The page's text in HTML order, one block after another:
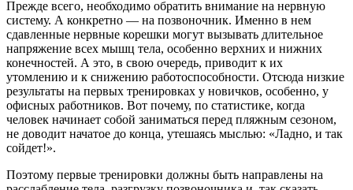
Прежде всего, необходимо обратить внимание на нервную
систему. А конкретно — на позвоночник. Именно в нем
сдавленные нервные корешки могут вызывать длительное
напряжение всех мышц тела, особенно верхних и нижних
конечностей. А это, в свою очередь, приводит к их
утомлению и к снижению работоспособности. Отсюда низкие
результаты на первых тренировках у новичков, особенно, у
офисных работников. Вот почему, по статистике, когда
человек начинает собой заниматься перед пляжным сезоном,
не доводит начатое до конца, утешаясь мыслью: «Ладно, и так
сойдет!».
Поэтому первые тренировки должны быть направлены на